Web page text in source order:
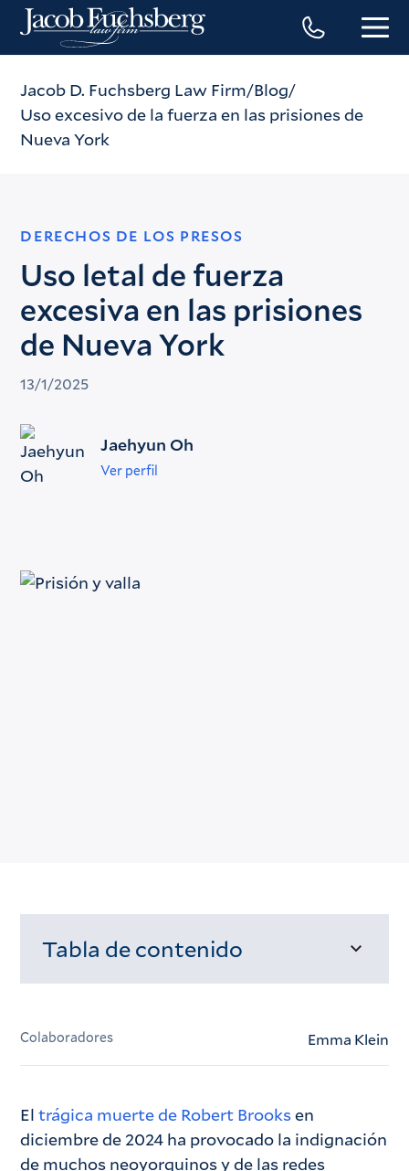
Jacob D. Fuchsberg Law Firm Blog
Uso excesivo de la fuerza en las prisiones de
Nueva York
DERECHOS DE LOS PRESOS
Uso letal de fuerza
excesiva en las prisiones
de Nueva York
13/1/2025
Jaehyun Oh
Ver perfil
Tabla de contenido
Colaboradores Emma Klein
Eltrágica muerte de Robert Brooksen
diciembre de 2024 ha provocado la indignación
de muchos neoyorquinos y de las redes